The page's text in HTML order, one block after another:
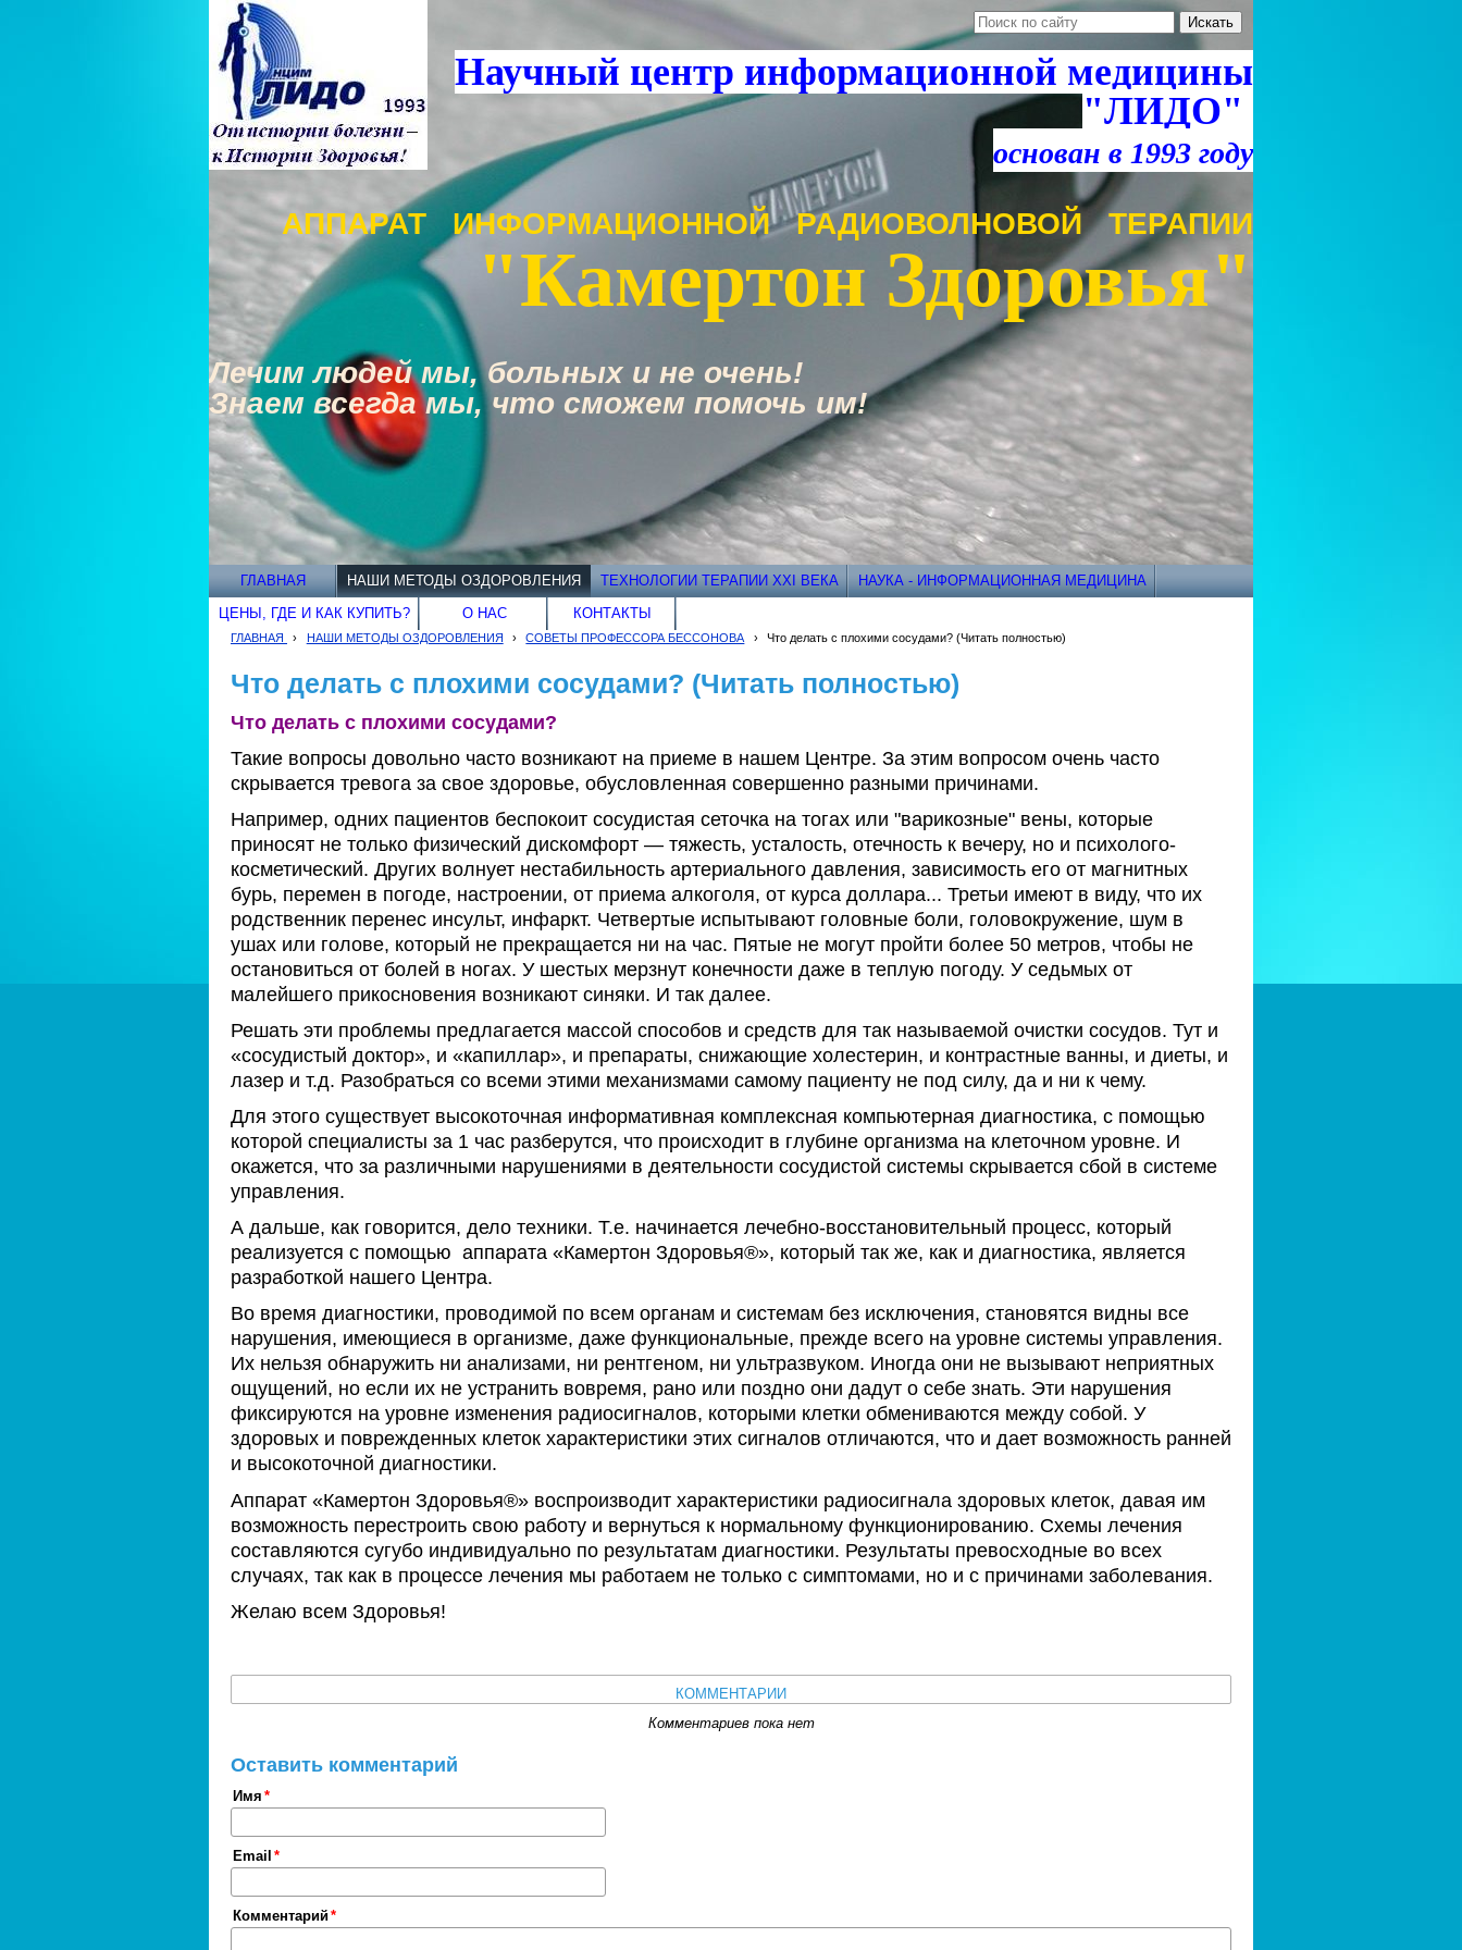
Научный центр информационной медицины
"ЛИДО"
основан в 1993 году
АППАРАТ ИНФОРМАЦИОННОЙ РАДИОВОЛНОВОЙ ТЕРАПИИ
"Камертон Здоровья"
Лечим людей мы, больных и не очень!
Знаем всегда мы, что сможем помочь им!
ГЛАВНАЯ НАШИ МЕТОДЫ ОЗДОРОВЛЕНИЯ ТЕХНОЛОГИИ ТЕРАПИИ XXI ВЕКА НАУКА - ИНФОРМАЦИОННАЯ МЕДИЦИНА
ЦЕНЫ, ГДЕ И КАК КУПИТЬ? О НАС КОНТАКТЫ
ГЛАВНАЯ › НАШИ МЕТОДЫ ОЗДОРОВЛЕНИЯ › СОВЕТЫ ПРОФЕССОРА БЕССОНОВА › Что делать с плохими сосудами? (Читать полностью)
Что делать с плохими сосудами? (Читать полностью)
Что делать с плохими сосудами?
Такие вопросы довольно часто возникают на приеме в нашем Центре. За этим вопросом очень часто
скрывается тревога за свое здоровье, обусловленная совершенно разными причинами.
Например, одних пациентов беспокоит сосудистая сеточка на тогах или "варикозные" вены, которые
приносят не только физический дискомфорт — тяжесть, усталость, отечность к вечеру, но и психолого-
косметический. Других волнует нестабильность артериального давления, зависимость его от магнитных
бурь, перемен в погоде, настроении, от приема алкоголя, от курса доллара... Третьи имеют в виду, что их
родственник перенес инсульт, инфаркт. Четвертые испытывают головные боли, головокружение, шум в
ушах или голове, который не прекращается ни на час. Пятые не могут пройти более 50 метров, чтобы не
остановиться от болей в ногах. У шестых мерзнут конечности даже в теплую погоду. У седьмых от
малейшего прикосновения возникают синяки. И так далее.
Решать эти проблемы предлагается массой способов и средств для так называемой очистки сосудов. Тут и
«сосудистый доктор», и «капиллар», и препараты, снижающие холестерин, и контрастные ванны, и диеты, и
лазер и т.д. Разобраться со всеми этими механизмами самому пациенту не под силу, да и ни к чему.
Для этого существует высокоточная информативная комплексная компьютерная диагностика, с помощью
которой специалисты за 1 час разберутся, что происходит в глубине организма на клеточном уровне. И
окажется, что за различными нарушениями в деятельности сосудистой системы скрывается сбой в системе
управления.
А дальше, как говорится, дело техники. Т.е. начинается лечебно-восстановительный процесс, который
реализуется с помощью аппарата «Камертон Здоровья®», который так же, как и диагностика, является
разработкой нашего Центра.
Во время диагностики, проводимой по всем органам и системам без исключения, становятся видны все
нарушения, имеющиеся в организме, даже функциональные, прежде всего на уровне системы управления.
Их нельзя обнаружить ни анализами, ни рентгеном, ни ультразвуком. Иногда они не вызывают неприятных
ощущений, но если их не устранить вовремя, рано или поздно они дадут о себе знать. Эти нарушения
фиксируются на уровне изменения радиосигналов, которыми клетки обмениваются между собой. У
здоровых и поврежденных клеток характеристики этих сигналов отличаются, что и дает возможность ранней
и высокоточной диагностики.
Аппарат «Камертон Здоровья®» воспроизводит характеристики радиосигнала здоровых клеток, давая им
возможность перестроить свою работу и вернуться к нормальному функционированию. Схемы лечения
составляются сугубо индивидуально по результатам диагностики. Результаты превосходные во всех
случаях, так как в процессе лечения мы работаем не только с симптомами, но и с причинами заболевания.
Желаю всем Здоровья!
КОММЕНТАРИИ
Комментариев пока нет
Оставить комментарий
Имя
Email
Комментарий